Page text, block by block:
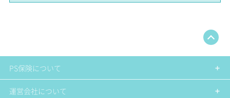
PS保険について
運営会社について